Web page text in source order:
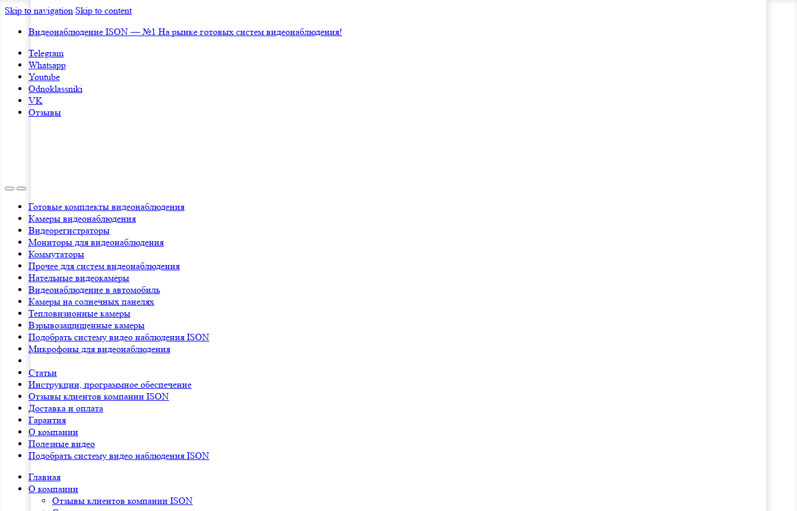
Skip to navigation Skip to content
Видеонаблюдение ISON — №1 На рынке готовых систем видеонаблюдения!
Telegram
Whatsapp
Youtube
Odnoklassniki
VK
Отзывы
Готовые комплекты видеонаблюдения
Камеры видеонаблюдения
Видеорегистраторы
Мониторы для видеонаблюдения
Коммутаторы
Прочее для систем видеонаблюдения
Нательные видеокамеры
Видеонаблюдение в автомобиль
Камеры на солнечных панелях
Тепловизионные камеры
Взрывозащищенные камеры
Подобрать систему видео наблюдения ISON
Микрофоны для видеонаблюдения
Статьи
Инструкции, программное обеспечение
Отзывы клиентов компании ISON
Доставка и оплата
Гарантия
О компании
Полезные видео
Подобрать систему видео наблюдения ISON
Главная
О компании
Отзывы клиентов компании ISON